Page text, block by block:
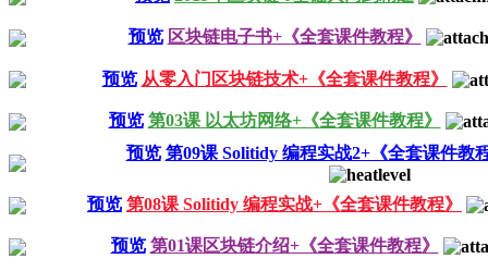
预览 区块链电子书+《全套课件教程》
预览 从零入门区块链技术+《全套课件教程》
预览 第03课 以太坊网络+《全套课件教程》
预览 第09课 Solitidy 编程实战2+《全套课件教
预览 第08课 Solitidy 编程实战+《全套课件教程》
预览 第01课区块链介绍+《全套课件教程》